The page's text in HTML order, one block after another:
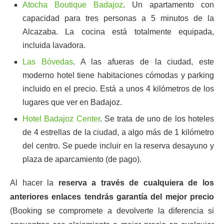
Atocha Boutique Badajoz. Un apartamento con
capacidad para tres personas a 5 minutos de la
Alcazaba. La cocina está totalmente equipada,
incluida lavadora.
Las Bóvedas. A las afueras de la ciudad, este
moderno hotel tiene habitaciones cómodas y parking
incluido en el precio. Está a unos 4 kilómetros de los
lugares que ver en Badajoz.
Hotel Badajoz Center. Se trata de uno de los hoteles
de 4 estrellas de la ciudad, a algo más de 1 kilómetro
del centro. Se puede incluir en la reserva desayuno y
plaza de aparcamiento (de pago).
Al hacer la reserva a través de cualquiera de los
anteriores enlaces tendrás garantía del mejor precio
(Booking se compromete a devolverte la diferencia si